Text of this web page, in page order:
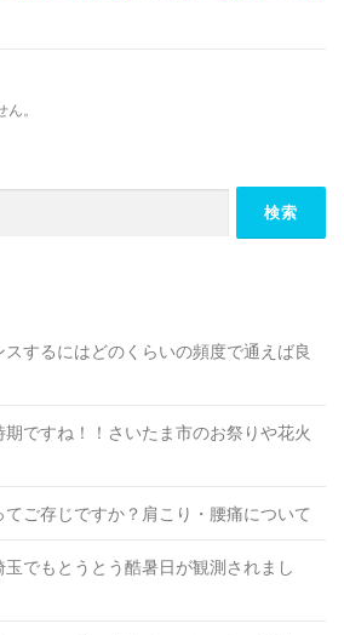
。
するにはどのくらいの頻度で通えば良
ですね！！さいたま市のお祭りや花火
ご存じですか？肩こり・腰痛について
でもとうとう酷暑日が観測されまし